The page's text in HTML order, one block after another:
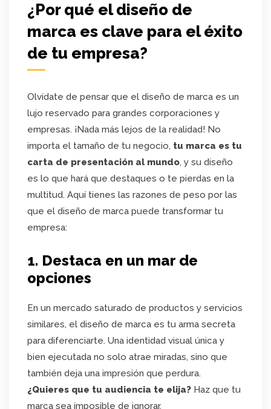
¿Por qué el diseño de
marca es clave para el éxito
de tu empresa?
Olvídate de pensar que el diseño de marca es un
lujo reservado para grandes corporaciones y
empresas. ¡Nada más lejos de la realidad! No
importa el tamaño de tu negocio, tu marca es tu
carta de presentación al mundo, y su diseño
es lo que hará que destaques o te pierdas en la
multitud. Aquí tienes las razones de peso por las
que el diseño de marca puede transformar tu
empresa:
1. Destaca en un mar de
opciones
En un mercado saturado de productos y servicios
similares, el diseño de marca es tu arma secreta
para diferenciarte. Una identidad visual única y
bien ejecutada no solo atrae miradas, sino que
también deja una impresión que perdura.
¿Quieres que tu audiencia te elija? Haz que tu
marca sea imposible de ignorar.